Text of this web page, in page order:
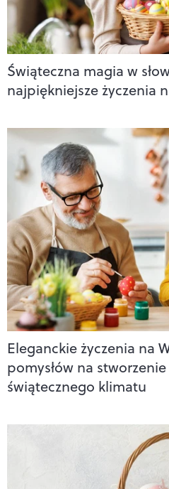
Świąteczna magia w
najpiękniejsze życzenia
Eleganckie życzenia na
pomysłów na
świątecznego klimatu